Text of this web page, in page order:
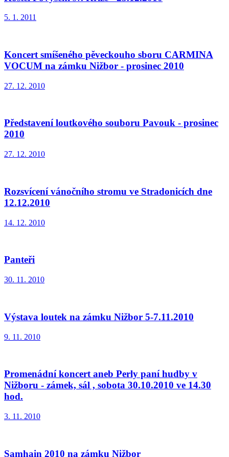
5. 1. 2011
Koncert smíšeného pěveckouho sboru CARMINA
VOCUM na zámku Nižbor - prosinec 2010
27. 12. 2010
Představení loutkového souboru Pavouk - prosinec
2010
27. 12. 2010
Rozsvícení vánočního stromu ve Stradonicích dne
12.12.2010
14. 12. 2010
Panteři
30. 11. 2010
Výstava loutek na zámku Nižbor 5-7.11.2010
9. 11. 2010
Promenádní koncert aneb Perly paní hudby v
Nižboru - zámek, sál , sobota 30.10.2010 ve 14.30
hod.
3. 11. 2010
Samhain 2010 na zámku Nižbor